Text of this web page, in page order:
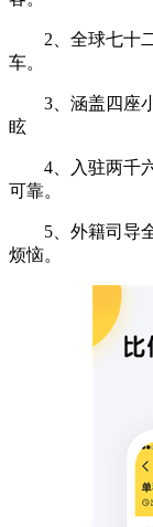
2、全球七十二
车。
3、涵盖四座小
眩
4、入驻两千六
可靠。
5、外籍司导全
烦恼。